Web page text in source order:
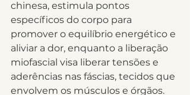
chinesa, estimula pontos
específicos do corpo para
promover o equilíbrio energético e
aliviar a dor, enquanto a liberação
miofascial visa liberar tensões e
aderências nas fáscias, tecidos que
envolvem os músculos e órgãos.